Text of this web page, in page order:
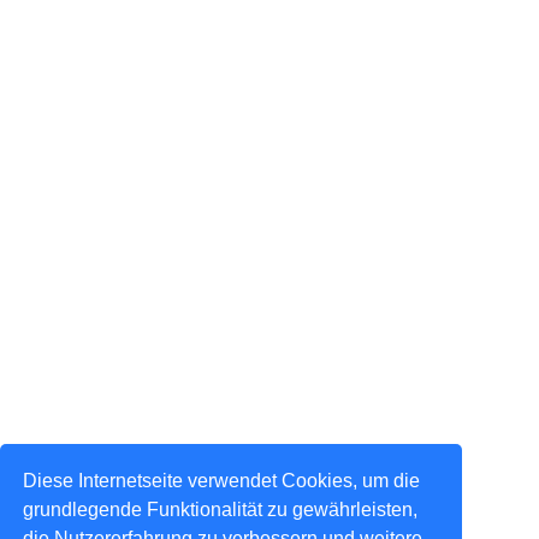
Diese Internetseite verwendet Cookies, um die
grundlegende Funktionalität zu gewährleisten,